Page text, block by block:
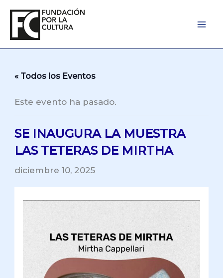
contenido
« Todos los Eventos
Este evento ha pasado.
SE INAUGURA LA MUESTRA
LAS TETERAS DE MIRTHA
diciembre 10, 2025